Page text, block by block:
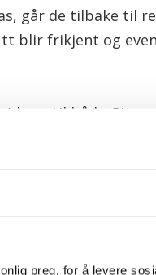
preg, for å levere
går de tilbake til
blir frikjent og
brev til både
ba dem gi beskjed
og at de blir